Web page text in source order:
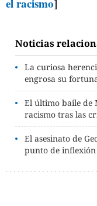
el racismo]
Noticias
La curiosa
engrosa su
El último baile de
racismo tras las
El asesinato de
punto de